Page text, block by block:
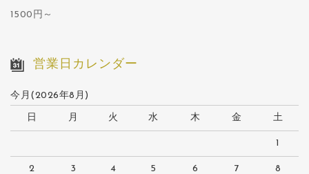
1500円～
営業日カレンダー
今月(2026年8月)
日 月 火 水 木 金 土
1
2 3 4 5 6 7 8